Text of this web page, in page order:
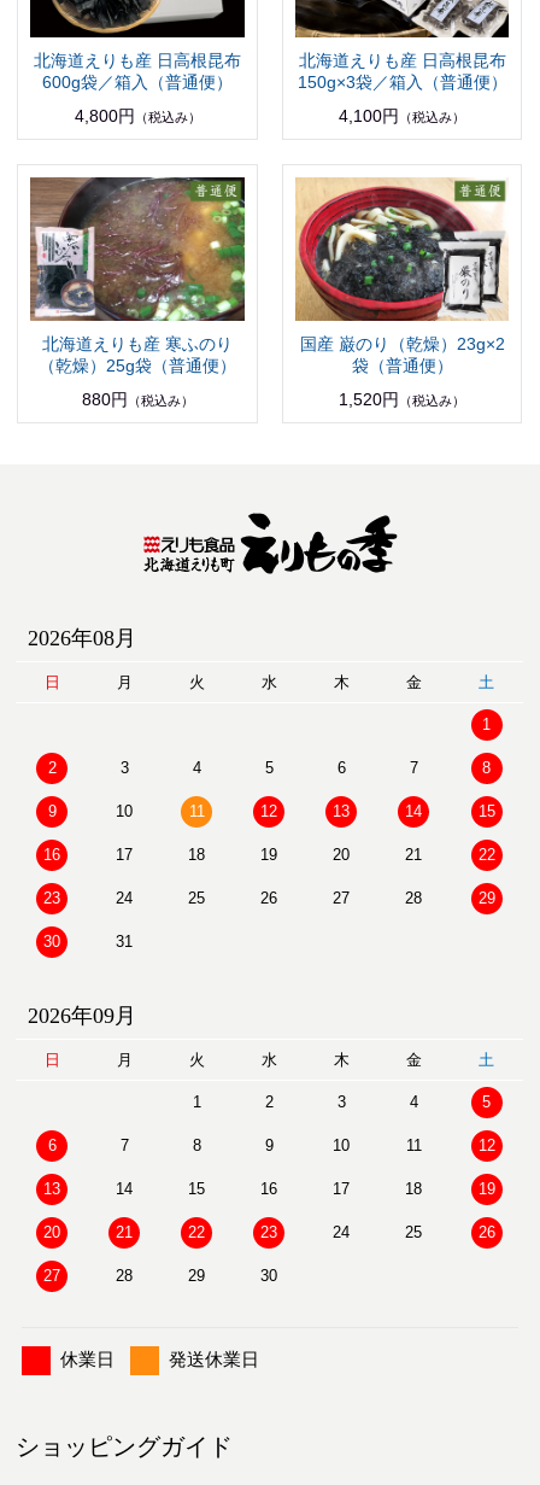
北海道えりも産 日高根昆布
600g袋／箱入（普通便）
4,800円
（税込み）
北海道えりも産 日高根昆布
150g×3袋／箱入（普通便）
4,100円
（税込み）
北海道えりも産 寒ふのり
（乾燥）25g袋（普通便）
880円
（税込み）
国産 巌のり（乾燥）23g×2
袋（普通便）
1,520円
（税込み）
2026年08月
日 月 火 水 木 金 土
1
2 3 4 5 6 7 8
9 10 11 12 13 14 15
16 17 18 19 20 21 22
23 24 25 26 27 28 29
30 31
2026年09月
日 月 火 水 木 金 土
1 2 3 4 5
6 7 8 9 10 11 12
13 14 15 16 17 18 19
20 21 22 23 24 25 26
27 28 29 30
休業日 発送休業日
ショッピングガイド